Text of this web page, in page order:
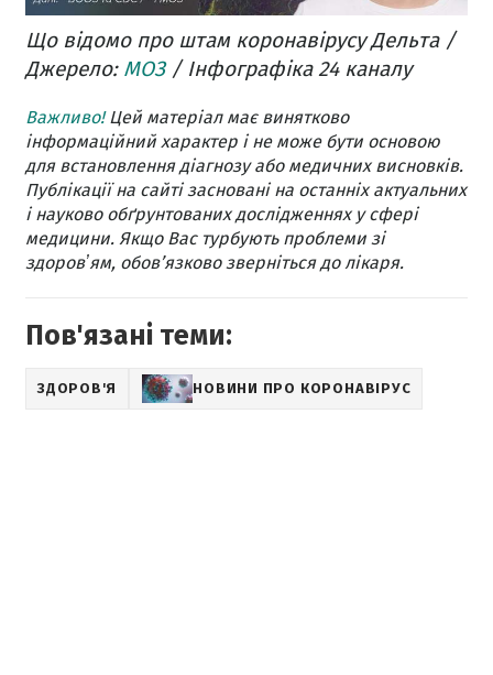
Що відомо про штам коронавірусу Дельта /
Джерело: МОЗ/ Інфографіка 24 каналу
Важливо!Цей матеріал має винятково
інформаційний характер і не може бути основою
для встановлення діагнозу або медичних висновків.
Публікації на сайті засновані на останніх актуальних
і науково обґрунтованих дослідженнях у сфері
медицини. Якщо Вас турбують проблеми зі
здоровʼям, обов’язково зверніться до лікаря.
Пов'язані теми:
ЗДОРОВ'Я НОВИНИ ПРО КОРОНАВІРУС